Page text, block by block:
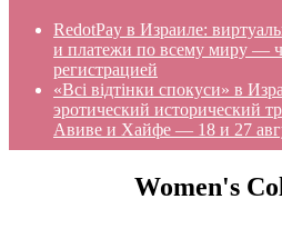
RedotPay в Израиле:
и платежи по всему миру —
регистрацией
«Всі відтінки спокуси» в
эротический исторический
Авиве и Хайфе — 18 и 27
Women's